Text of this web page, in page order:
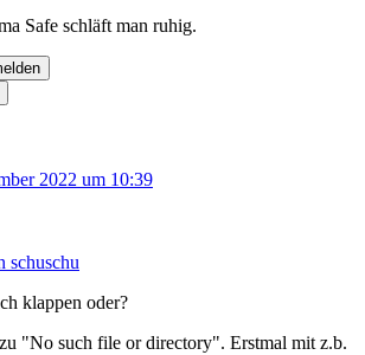
Safe schläft man ruhig.
2022 um 10:39
schuschu
klappen oder?
"No such file or directory". Erstmal mit z.b.